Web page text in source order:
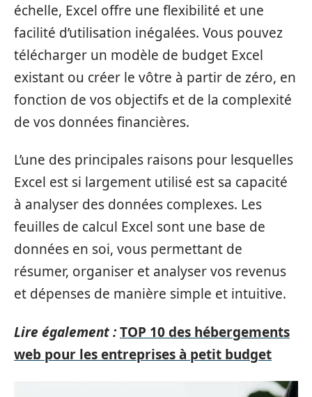
échelle, Excel offre une flexibilité et une
facilité d’utilisation inégalées. Vous pouvez
télécharger un modèle de budget Excel
existant ou créer le vôtre à partir de zéro, en
fonction de vos objectifs et de la complexité
de vos données financières.
L’une des principales raisons pour lesquelles
Excel est si largement utilisé est sa capacité
à analyser des données complexes. Les
feuilles de calcul Excel sont une base de
données en soi, vous permettant de
résumer, organiser et analyser vos revenus
et dépenses de manière simple et intuitive.
Lire également :TOP 10 des hébergements
web pour les entreprises à petit budget